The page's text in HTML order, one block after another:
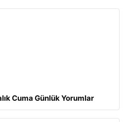
Cuma Günlük Yorumlar